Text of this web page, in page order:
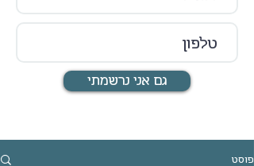
גם אני נרשמתי
פוסט